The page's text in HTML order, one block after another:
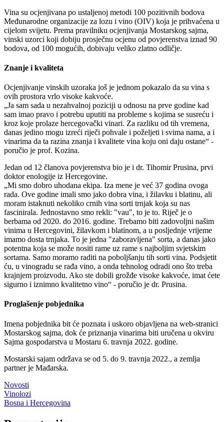
Vina su ocjenjivana po ustaljenoj metodi 100 pozitivnih bodova
Međunarodne organizacije za lozu i vino (OIV) koja je prihvaćena u
cijelom svijetu. Prema pravilniku ocjenjivanja Mostarskog sajma,
vinski uzorci koji dobiju prosječnu ocjenu od povjerenstva iznad 90
bodova, od 100 mogućih, dobivaju veliko zlatno odličje.
Znanje i kvaliteta
Ocjenjivanje vinskih uzoraka još je jednom pokazalo da su vina s
ovih prostora vrlo visoke kakvoće.
Ja sam sada u nezahvalnoj poziciji u odnosu na prve godine kad
sam imao pravo i potrebu uputiti na probleme s kojima se susreću i
kroz koje prolaze hercegovački vinari. Za razliku od tih vremena,
danas jedino mogu izreći riječi pohvale i poželjeti i svima nama, a i
vinarima da ta razina znanja i kvalitete vina koju oni daju ostane
-
poručio je prof. Kozina.
Jedan od 12 članova povjerenstva bio je i dr. Tihomir Prusina, prvi
doktor enologije iz Hercegovine.
Mi smo dobro uhodana ekipa. Iza mene je već 37 godina ovoga
rada. Ove godine imali smo jako dobra vina, i žilavku i blatinu, ali
moram istaknuti nekoliko crnih vina sorti trnjak koja su nas
fascinirala. Jednostavno smo rekli: "vau", to je to. Riječ je o
berbama od 2020. do 2016. godine. Trebamo biti zadovoljni našim
vinima u Hercegovini, žilavkom i blatinom, a u posljednje vrijeme
imamo dosta trnjaka. To je jedna "zaboravljena" sorta, a danas jako
potentna koja se može nositi rame uz rame s najboljim svjetskim
sortama. Samo moramo raditi na poboljšanju tih sorti vina. Podsjetit
ću, u vinogradu se rađa vino, a onda tehnolog odradi ono što treba
krajnjem proizvodu. Ako ste dobili grožđe visoke kakvoće, imat ćete
sigurno i iznimno kvalitetno vino
- poručio je dr. Prusina.
Proglašenje pobjednika
Imena pobjednika bit će poznata i uskoro objavljena na web-stranici
Mostarskog sajma, dok će priznanja vinarima biti uručena u okviru
Sajma gospodarstva u Mostaru 6. travnja 2022. godine.
Mostarski sajam održava se od 5. do 9. travnja 2022., a zemlja
partner je Mađarska.
Novosti
Vinolozi
Bosna i Hercegovina